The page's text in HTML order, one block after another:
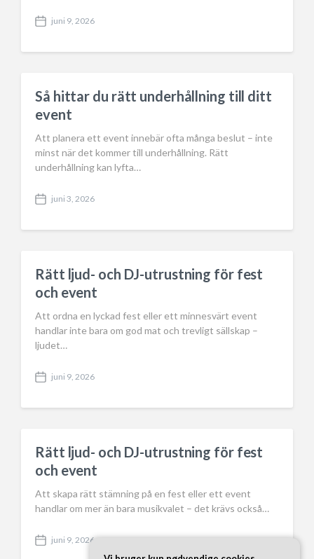
P
s
a
t
e
juni 9, 2026
Så hittar du rätt underhållning till ditt
event
Att planera ett event innebär ofta många beslut – inte
minst när det kommer till underhållning. Rätt
underhållning kan lyfta…
P
s
a
t
e
juni 3, 2026
Rätt ljud- och DJ-utrustning för fest
och event
Att ordna en lyckad fest eller ett minnesvärt event
handlar inte bara om god mat och trevligt sällskap –
ljudet…
P
s
a
t
e
juni 9, 2026
Rätt ljud- och DJ-utrustning för fest
och event
Att skapa rätt stämning på en fest eller ett event
handlar om mer än bara musikvalet – det krävs också…
P
juni 9, 2026